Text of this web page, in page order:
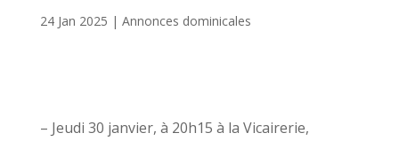
24 Jan 2025 | Annonces dominicales
– Jeudi 30 janvier, à 20h15 à la Vicairerie,